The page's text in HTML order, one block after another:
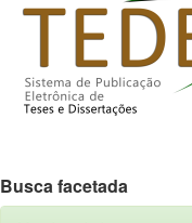
Busca facetada